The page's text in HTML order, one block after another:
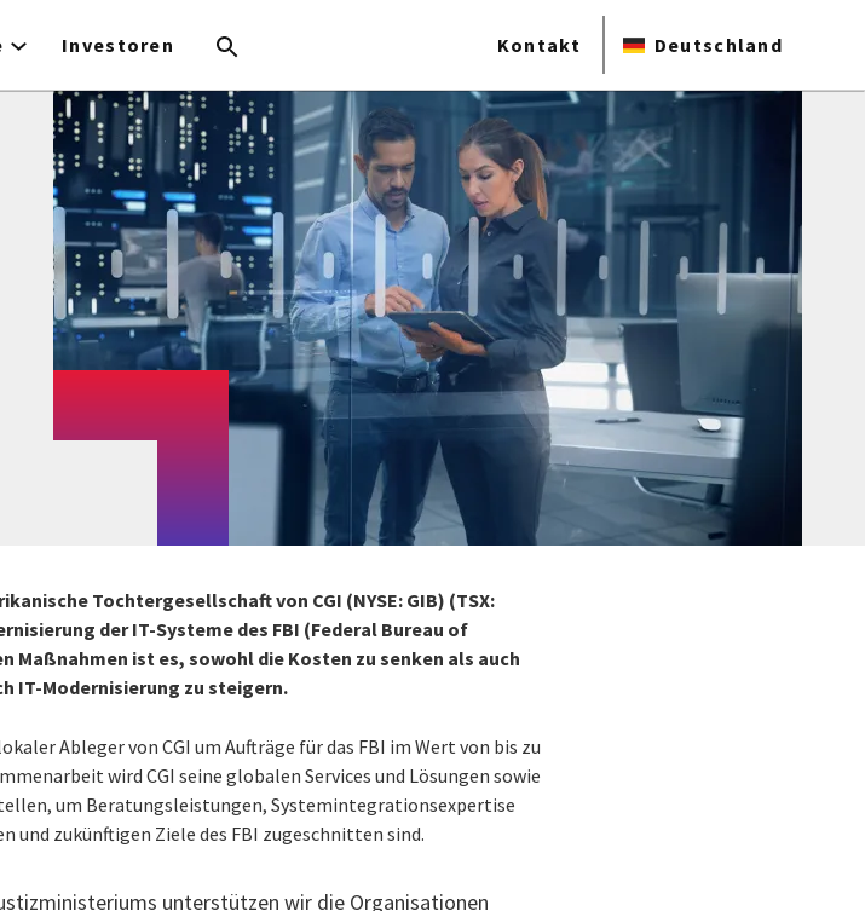
Investoren Kontakt Deutschland
Tochtergesellschaft von CGI (NYSE: GIB) (TSX:
der IT-Systeme des FBI (Federal Bureau of
ist es, sowohl die Kosten zu senken als auch
IT-Modernisierung zu steigern.
Ableger von CGI um Aufträge für das FBI im Wert von bis zu
wird CGI seine globalen Services und Lösungen sowie
um Beratungsleistungen, Systemintegrationsexpertise
und zukünftigen Ziele des FBI zugeschnitten sind.
unterstützen wir die Organisationen